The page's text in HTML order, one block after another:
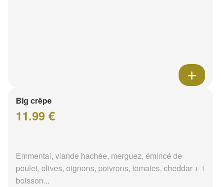
Big crêpe
11.99 €
Emmental, viande hachée, merguez, émincé de
poulet, olives, oignons, poivrons, tomates, cheddar + 1
boisson...